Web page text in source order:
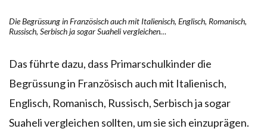
Die Begrüssung in Französisch auch mit Italienisch, Englisch, Romanisch,
Russisch, Serbisch ja sogar Suaheli vergleichen…
Das führte dazu, dass Primarschulkinder die
Begrüssung in Französisch auch mit Italienisch,
Englisch, Romanisch, Russisch, Serbisch ja sogar
Suaheli vergleichen sollten, um sie sich einzuprägen.